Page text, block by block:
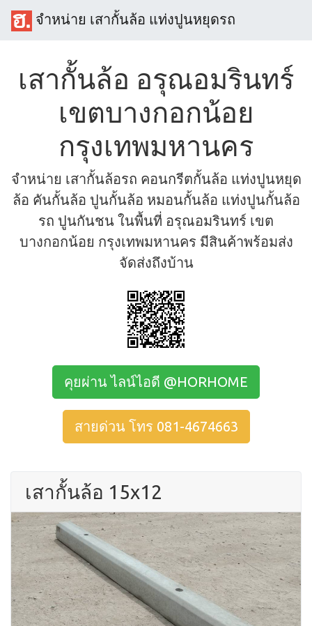
จำหน่าย เสากั้นล้อ แท่งปูนหยุดรถ
เสากั้นล้อ อรุณอมรินทร์
เขตบางกอกน้อย
กรุงเทพมหานคร
จำหน่าย เสากั้นล้อรถ คอนกรีตกั้นล้อ แท่งปูนหยุด
ล้อ คันกั้นล้อ ปูนกั้นล้อ หมอนกั้นล้อ แท่งปูนกั้นล้อ
รถ ปูนกันชน ในพื้นที่ อรุณอมรินทร์ เขต
บางกอกน้อย กรุงเทพมหานคร มีสินค้าพร้อมส่ง
จัดส่งถึงบ้าน
คุยผ่าน ไลน์ไอดี @HORHOME
สายด่วน โทร 081-4674663
เสากั้นล้อ 15x12